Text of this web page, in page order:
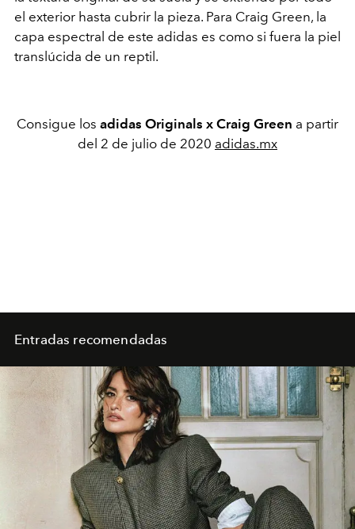
el exterior hasta cubrir la pieza. Para Craig Green, la
capa espectral de este adidas es como si fuera la piel
translúcida de un reptil.
Consigue los adidas Originals x Craig Green a partir
del 2 de julio de 2020 adidas.mx
Entradas recomendadas